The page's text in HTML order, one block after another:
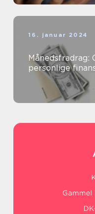
16. januar 2024
Månedsfradrag:
personlige